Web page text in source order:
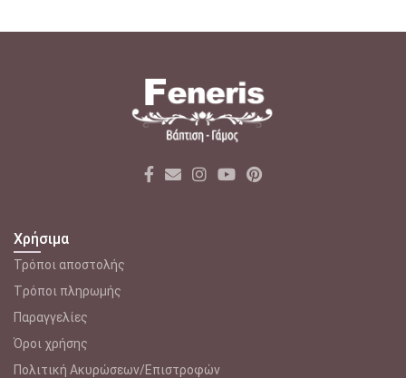
Χρήσιμα
Τρόποι αποστολής
Tρόποι πληρωμής
Παραγγελίες
Όροι χρήσης
Πολιτική Ακυρώσεων/Επιστροφών